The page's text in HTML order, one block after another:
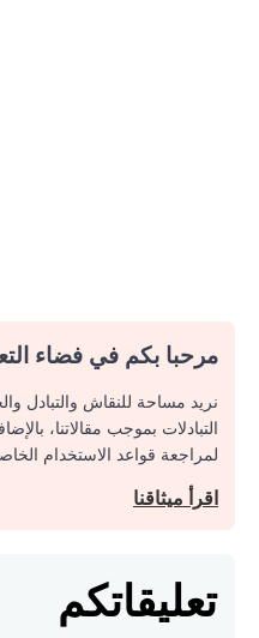
مرحبا بكم في فضاء
نريد مساحة للنقاش والتبادل
التبادلات بموجب مقالاتنا،
لمراجعة قواعد الاستخدام
اقرأ ميثاقنا
تعليقاتكم